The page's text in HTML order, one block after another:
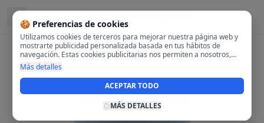
🍪 Preferencias de cookies
Utilizamos cookies de terceros para mejorar nuestra página web y
mostrarte publicidad personalizada basada en tus hábitos de
navegación. Estas cookies publicitarias nos permiten a nosotros,
analizar tu navegación en nuestra página y en internet para
mostrarte anuncios relevantes para ti. Al activarlas, aceptas el uso
de cookies para fines publicitarios y la recopilación y tratamiento de
tus datos de navegación, incluyendo la posible compartición de
Más detalles
ACEPTAR TODO
MÁS DETALLES